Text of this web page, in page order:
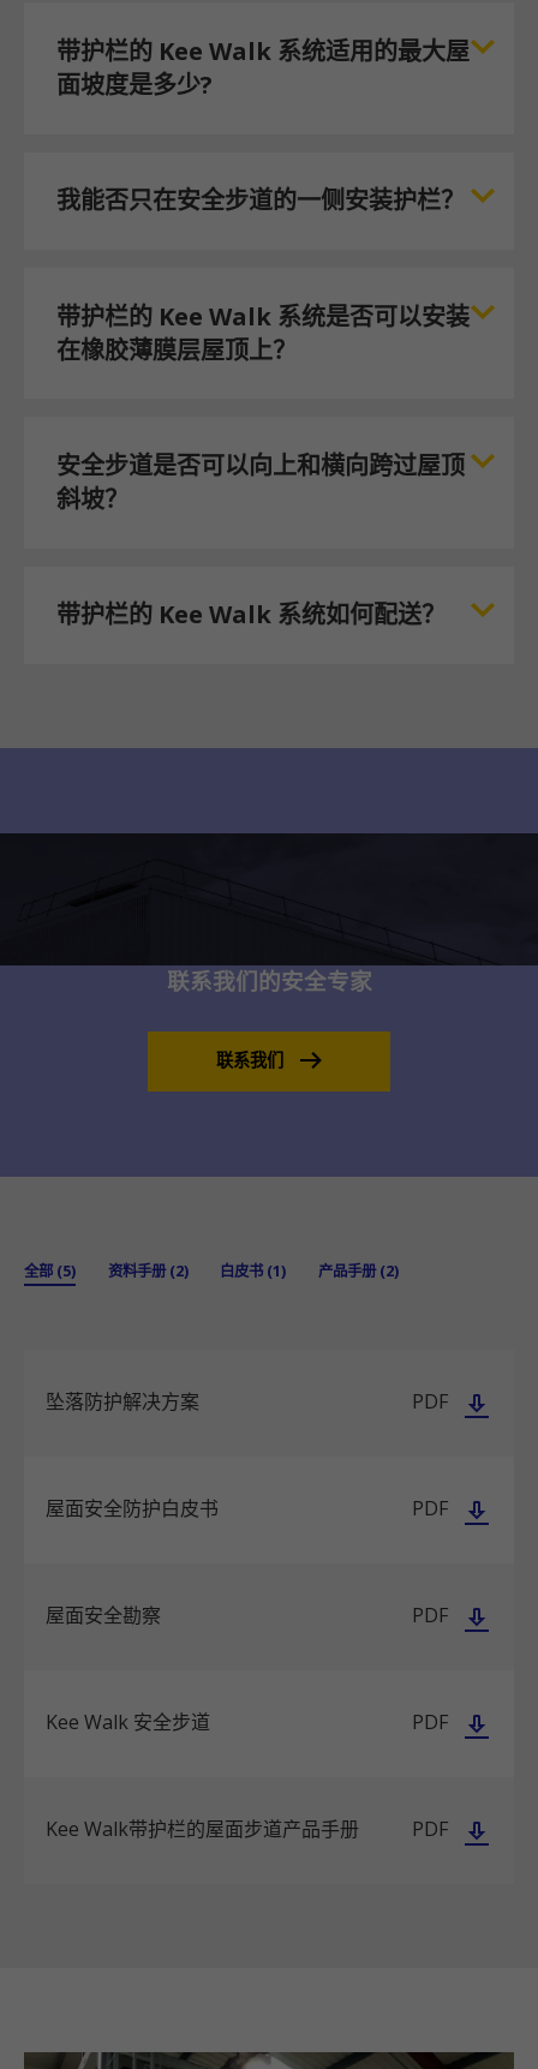
带护栏的 Kee Walk 系统适用的最大屋
面坡度是多少?
我能否只在安全步道的一侧安装护栏？
带护栏的 Kee Walk 系统是否可以安装
在橡胶薄膜层屋顶上？
安全步道是否可以向上和横向跨过屋顶
斜坡？
带护栏的 Kee Walk 系统如何配送？
联系我们的安全专家
联系我们
全部 (5) 资料手册 (2) 白皮书 (1) 产品手册 (2)
坠落防护解决方案 PDF
屋面安全防护白皮书 PDF
屋面安全勘察 PDF
Kee Walk 安全步道 PDF
Kee Walk带护栏的屋面步道产品手册 PDF